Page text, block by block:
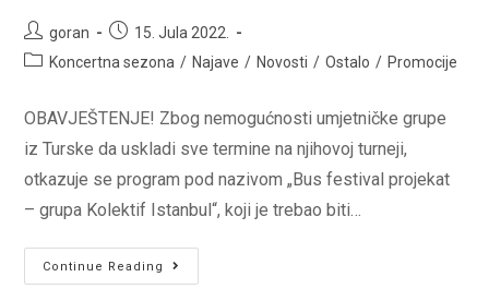
Post
author:
goran
Post15. Jula 2022.
PostKoncertna sezona / Najave / Novosti / Ostalo / Promocije
OBAVJEŠTENJE! Zbog nemogućnosti umjetničke grupe
iz Turske da uskladi sve termine na njihovoj turneji,
otkazuje se program pod nazivom „Bus festival projekat
– grupa Kolektif Istanbul“, koji je trebao biti…
Continue Reading
Otkazuje